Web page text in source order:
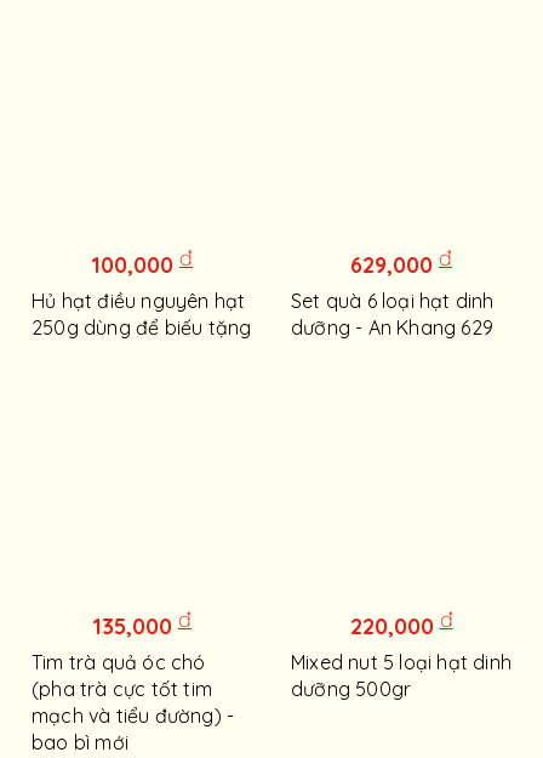
100,000 đ
Hủ hạt điều nguyên hạt
250g dùng để biếu tặng
629,000 đ
Set quà 6 loại hạt dinh
dưỡng - An Khang 629
135,000 đ
Tim trà quả óc chó
(pha trà cực tốt tim
mạch và tiểu đường) -
bao bì mới
220,000 đ
Mixed nut 5 loại hạt dinh
dưỡng 500gr